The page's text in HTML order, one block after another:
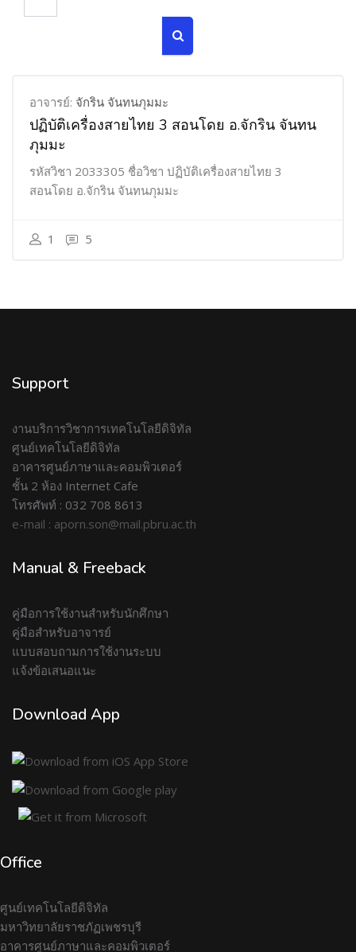
อาจารย์: จักริน จันทนภุมมะ
ปฏิบัติเครื่องสายไทย 3 สอนโดย อ.จักริน จันทน
ภุมมะ
รหัสวิชา 2033305 ชื่อวิชา ปฏิบัติเครื่องสายไทย 3
สอนโดย อ.จักริน จันทนภุมมะ
1 5
Support
งานบริการวิชาการเทคโนโลยีดิจิทัล
ศูนย์เทคโนโลยีดิจิทัล
อาคารศูนย์ภาษาและคอมพิวเตอร์
ชั้น 2 ห้อง Internet Cafe
โทรศัพท์ : 032 708 8613
e-mail : aporn.son@mail.pbru.ac.th
Manual & Freeback
คู่มือการใช้งานสำหรับนักศึกษา
คู่มือสำหรับอาจารย์
แบบสอบถามการใช้งานระบบ
แจ้งข้อเสนอแนะ
Download App
Office
ศูนย์เทคโนโลยีดิจิทัล
มหาวิทยาลัยราชภัฏเพชรบุรี
อาคารศูนย์ภาษาและคอมพิวเตอร์